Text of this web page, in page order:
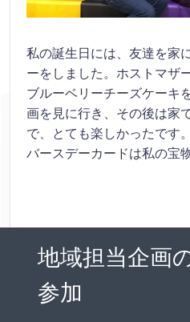
私の誕生日には、友達を家
ーをしました。ホストマザ
ブルーベリーチーズケーキ
画を見に行き、その後は家
で、とても楽しかったです
バースデーカードは私の宝
地域担当企画
参加